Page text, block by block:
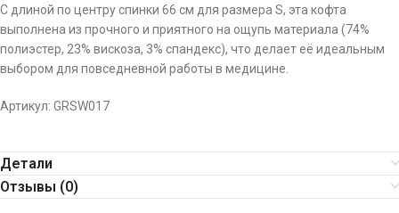
С длиной по центру спинки 66 см для размера S, эта кофта
выполнена из прочного и приятного на ощупь материала (74%
полиэстер, 23% вискоза, 3% спандекс), что делает её идеальным
выбором для повседневной работы в медицине.
Артикул: GRSW017
Детали
Отзывы (0)